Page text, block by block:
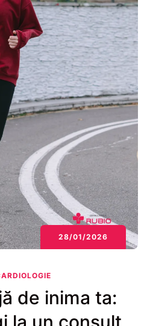
28/01/2026
de inima ta:
la un consult